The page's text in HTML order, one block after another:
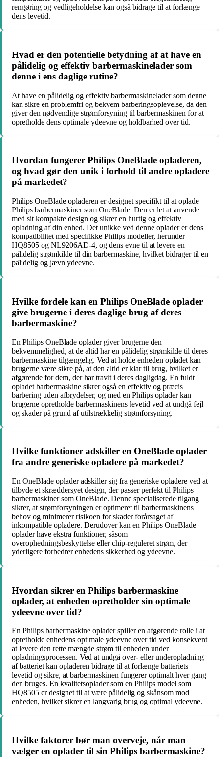
rengøring og vedligeholdelse kan også bidrage til at forlænge
dens levetid.
Hvad er den potentielle betydning af at have en
pålidelig og effektiv barbermaskinelader som
denne i ens daglige rutine?
At have en pålidelig og effektiv barbermaskinelader som denne
kan sikre en problemfri og bekvem barberingsoplevelse, da den
giver den nødvendige strømforsyning til barbermaskinen for at
opretholde dens optimale ydeevne og holdbarhed over tid.
Hvordan fungerer Philips OneBlade opladeren,
og hvad gør den unik i forhold til andre opladere
på markedet?
Philips OneBlade opladeren er designet specifikt til at oplade
Philips barbermaskiner som OneBlade. Den er let at anvende
med sit kompakte design og sikrer en hurtig og effektiv
opladning af din enhed. Det unikke ved denne oplader er dens
kompatibilitet med specifikke Philips modeller, herunder
HQ8505 og NL9206AD-4, og dens evne til at levere en
pålidelig strømkilde til din barbermaskine, hvilket bidrager til en
pålidelig og jævn ydeevne.
Hvilke fordele kan en Philips OneBlade oplader
give brugerne i deres daglige brug af deres
barbermaskine?
En Philips OneBlade oplader giver brugerne den
bekvemmelighed, at de altid har en pålidelig strømkilde til deres
barbermaskine tilgængelig. Ved at holde enheden opladet kan
brugerne være sikre på, at den altid er klar til brug, hvilket er
afgørende for dem, der har travlt i deres dagligdag. En fuldt
opladet barbermaskine sikrer også en effektiv og præcis
barbering uden afbrydelser, og med en Philips oplader kan
brugerne opretholde barbermaskinens levetid ved at undgå fejl
og skader på grund af utilstrækkelig strømforsyning.
Hvilke funktioner adskiller en OneBlade oplader
fra andre generiske opladere på markedet?
En OneBlade oplader adskiller sig fra generiske opladere ved at
tilbyde et skræddersyet design, der passer perfekt til Philips
barbermaskiner som OneBlade. Denne specialiserede tilgang
sikrer, at strømforsyningen er optimeret til barbermaskinens
behov og minimerer risikoen for skader forårsaget af
inkompatible opladere. Derudover kan en Philips OneBlade
oplader have ekstra funktioner, såsom
overophedningsbeskyttelse eller chip-reguleret strøm, der
yderligere forbedrer enhedens sikkerhed og ydeevne.
Hvordan sikrer en Philips barbermaskine
oplader, at enheden opretholder sin optimale
ydeevne over tid?
En Philips barbermaskine oplader spiller en afgørende rolle i at
opretholde enhedens optimale ydeevne over tid ved konsekvent
at levere den rette mængde strøm til enheden under
opladningsprocessen. Ved at undgå over- eller underopladning
af batteriet kan opladeren bidrage til at forlænge batteriets
levetid og sikre, at barbermaskinen fungerer optimalt hver gang
den bruges. En kvalitetsoplader som en Philips model som
HQ8505 er designet til at være pålidelig og skånsom mod
enheden, hvilket sikrer en langvarig brug og optimal ydeevne.
Hvilke faktorer bør man overveje, når man
vælger en oplader til sin Philips barbermaskine?